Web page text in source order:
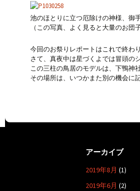
池のほとりに立つ厄除けの神様、御
（この写真、よく見ると大量のお団
今回のお祭りレポートはこれで終わり
さて、真夜中は星づくよでは冒頭の
この三柱の鳥居のモデルは、下鴨
その場所は、いつかまた別の機会に
アーカイブ
2019年8月 (1)
2019年6月 (2)